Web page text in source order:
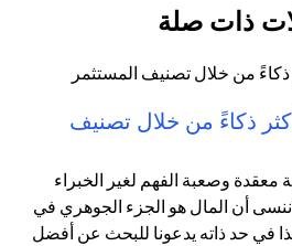
ذات صلة
ذكاءً من خلال تصنيف
معقدة وصعبة الفهم لغير الخبراء
ننسى أن المال هو الجزء الجوهري في
في حد ذاته يدعونا للبحث عن أفضل